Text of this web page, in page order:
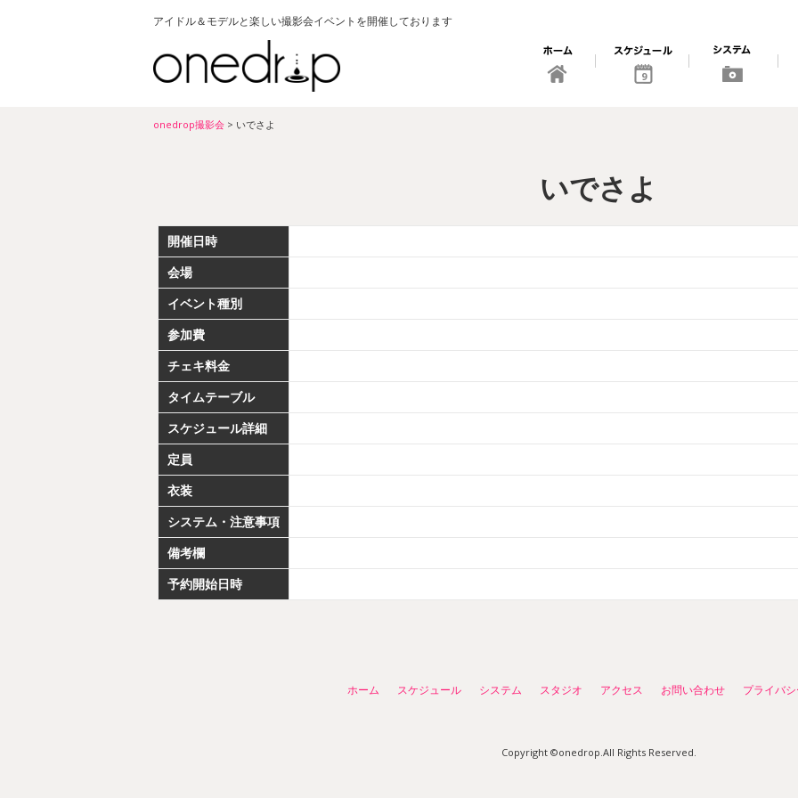
アイドル＆モデルと楽しい撮影会イベントを開催しております
9
onedrop撮影会 > いでさよ
いでさよ
開催日時
会場
イベント種別
参加費
チェキ料金
タイムテーブル
スケジュール詳細
定員
衣装
システム・注意事項
備考欄
予約開始日時
ホーム スケジュール システム スタジオ アクセス お問い合わせ プライバ
Copyright ©onedrop.All Rights Reserved.